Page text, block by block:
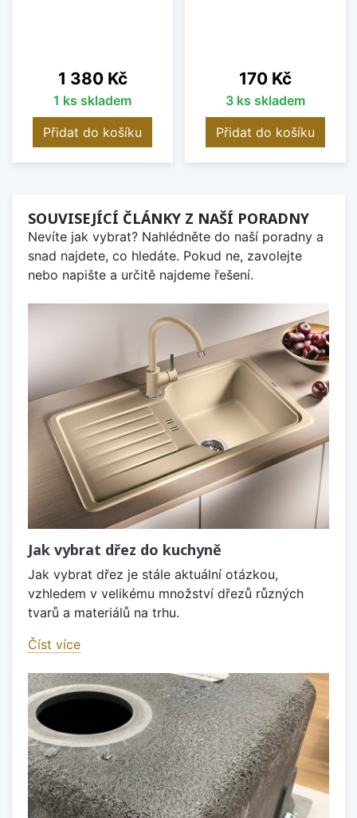
Cena
1 380 Kč
1 ks skladem
Přidat do košíku
Cena
170 Kč
3 ks skladem
Přidat do košíku
SOUVISEJÍCÍ ČLÁNKY Z NAŠÍ PORADNY
Nevíte jak vybrat? Nahlédněte do naší poradny a
snad najdete, co hledáte. Pokud ne, zavolejte
nebo napište a určitě najdeme řešení.
Jak vybrat dřez do kuchyně
Jak vybrat dřez je stále aktuální otázkou,
vzhledem v velikému množství dřezů různých
tvarů a materiálů na trhu.
Číst více